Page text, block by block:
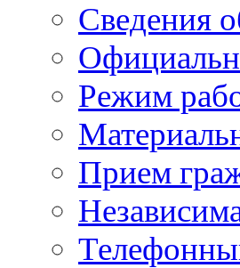
Сведения
Режим
Прием